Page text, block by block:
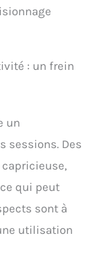
une
TOUT
cordon
clip.
Sport
sur des
: un frein
un
sessions. Des
qui peut
sont à
utilisation